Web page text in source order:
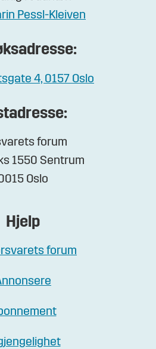
Pessl-Kleiven
4, 0157 Oslo
forum
1550 Sentrum
Oslo
Hjelp
forum